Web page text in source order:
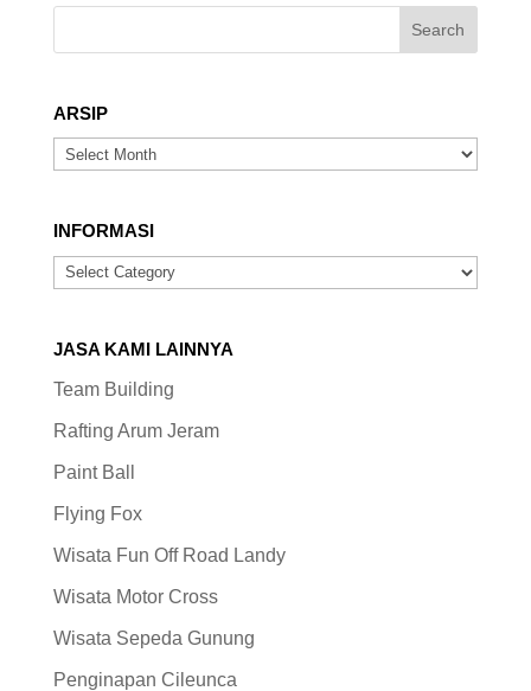
ARSIP
ARSIP
INFORMASI
INFORMASI
JASA KAMI LAINNYA
Team Building
Rafting Arum Jeram
Paint Ball
Flying Fox
Wisata Fun Off Road Landy
Wisata Motor Cross
Wisata Sepeda Gunung
Penginapan Cileunca